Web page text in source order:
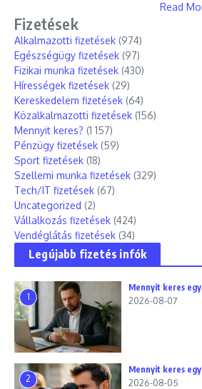
Read
Fizetések
Alkalmazotti fizetések (974)
Egészségügy fizetések (97)
Fizikai munka fizetések (430)
Hírességek fizetések (29)
Kereskedelem fizetések (64)
Közalkalmazotti fizetések (156)
Mennyit keres? (1 157)
Pénzügy fizetések (59)
Sport fizetések (18)
Szellemi munka fizetések (329)
Tech/IT fizetések (67)
Uncategorized (2)
Vállalkozás fizetések (424)
Vendéglátás fizetések (34)
Legújabb fizetés infók
1
Mennyit keres
2026-08-07
2
Mennyit keres
2026-08-05